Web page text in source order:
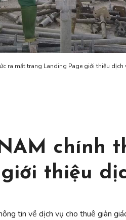
ra mắt trang Landing Page giới thiệu dịch
chính
thiệu
tin về dịch vụ cho thuê giàn